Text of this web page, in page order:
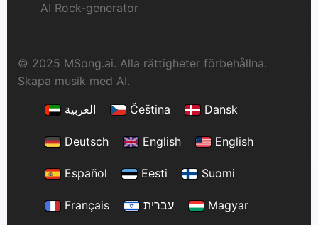
AI Rock-generator
© 2025 MSong.ai. Alla rättigheter förbehållna.
Skapa musik med AI.
العربية
Čeština Dansk
Deutsch English English
Español Eesti Suomi
Français עברית Magyar